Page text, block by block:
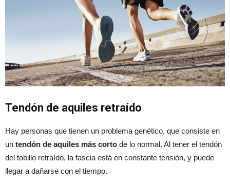
Tendón de aquiles retraído
Hay personas que tienen un problema genético, que consiste en
un tendón de aquiles más corto de lo normal. Al tener el tendón
del tobillo retraído, la fascia está en constante tensión, y puede
llegar a dañarse con el tiempo.